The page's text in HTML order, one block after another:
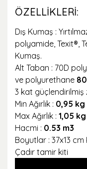
ÖZELLİKLERİ:
Dış Kumaş :
polyamide, Texit®,
Kumaş.
Alt Taban : 70D
ve polyurethane
3 kat güçlendirilmiş
Min Ağırlık : 0,95 kg
Max Ağırlık : 1,05 kg
Hacmi : 0.53 m3
Boyutlar : 37x13 cm
Çadır tamir kiti